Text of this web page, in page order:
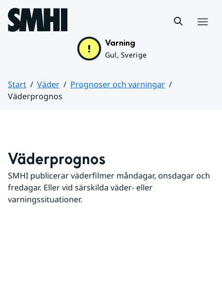
Hoppa till sidans innehåll
Varning
Gul, Sverige
Start Väder
Prognoser och varningar
Väderprognos
Väderprognos
SMHI publicerar väderfilmer måndagar, onsdagar och
fredagar. Eller vid särskilda väder- eller
varningssituationer.